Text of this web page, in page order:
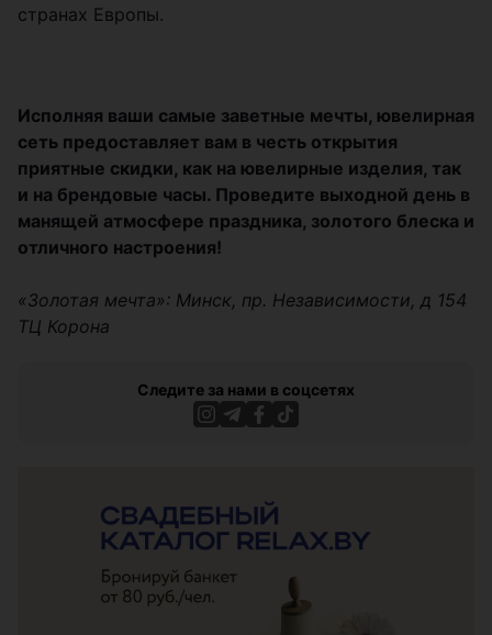
странах Европы.
Исполняя ваши самые заветные мечты, ювелирная
сеть предоставляет вам в честь открытия
приятные скидки, как на ювелирные изделия, так
и на брендовые часы. Проведите выходной день в
манящей атмосфере праздника, золотого блеска и
отличного настроения!
«Золотая мечта»: Минск, пр. Независимости, д 154
ТЦ Корона
Следите за нами в соцсетях